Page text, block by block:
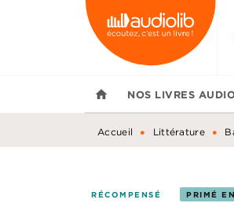
MENU
home NOS LIVRES
Accueil • Littérature •
RÉCOMPENSÉ PRIMÉ